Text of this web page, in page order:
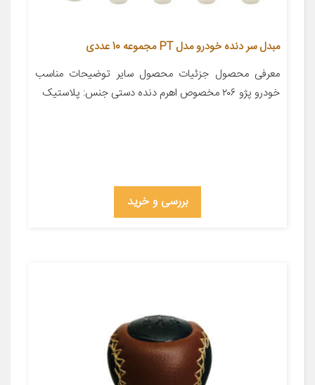
مبدل سر دنده خودرو مدل PT مجموعه 10 عددی
معرفی محصول جزئیات محصول سایر توضیحات مناسب
خودرو پژو ۲۰۶ مخصوص اهرم دنده دستی جنس: پلاستیک
بررسی و خرید